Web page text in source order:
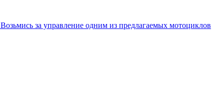
за управление одним из предлагаемых мотоциклов